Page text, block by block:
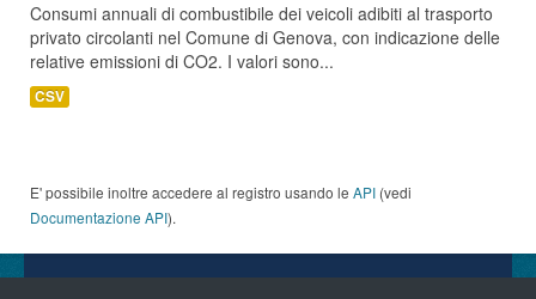
Consumi annuali di combustibile dei veicoli adibiti al trasporto
privato circolanti nel Comune di Genova, con indicazione delle
relative emissioni di CO2. I valori sono...
CSV
E' possibile inoltre accedere al registro usando le API (vedi
Documentazione API).